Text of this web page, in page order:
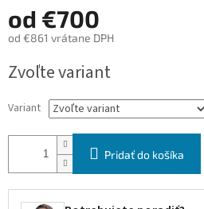
od €700
od €861 vrátane DPH
cena:
Zvoľte variant
Variant
Pridať do košíka